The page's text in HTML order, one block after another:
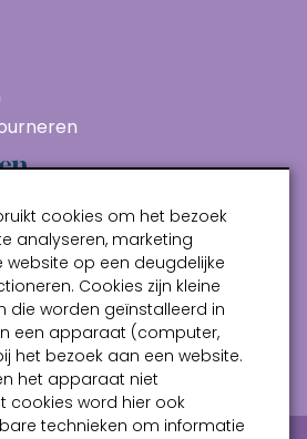
17:00
17:00
17:00
17:00
17:00
cookies om het bezoek
analyseren, marketing
website op een deugdelijke
Cookies zijn kleine
die worden geïnstalleerd in
een apparaat (computer,
het bezoek aan een website.
het apparaat niet
cookies word hier ook
technieken om informatie